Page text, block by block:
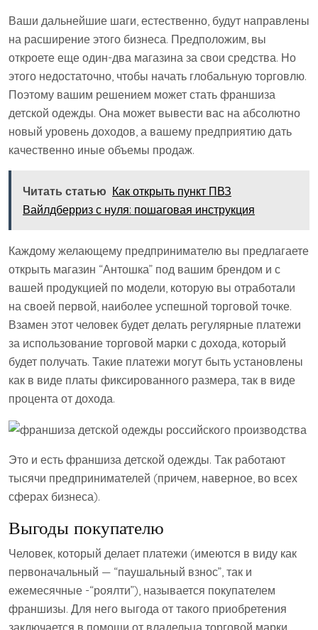
Ваши дальнейшие шаги, естественно, будут направлены
на расширение этого бизнеса. Предположим, вы
откроете еще один-два магазина за свои средства. Но
этого недостаточно, чтобы начать глобальную торговлю.
Поэтому вашим решением может стать франшиза
детской одежды. Она может вывести вас на абсолютно
новый уровень доходов, а вашему предприятию дать
качественно иные объемы продаж.
Читать статью Как открыть пункт ПВЗ
Вайлдберриз с нуля: пошаговая инструкция
Каждому желающему предпринимателю вы предлагаете
открыть магазин “Антошка” под вашим брендом и с
вашей продукцией по модели, которую вы отработали
на своей первой, наиболее успешной торговой точке.
Взамен этот человек будет делать регулярные платежи
за использование торговой марки с дохода, который
будет получать. Такие платежи могут быть установлены
как в виде платы фиксированного размера, так в виде
процента от дохода.
Это и есть франшиза детской одежды. Так работают
тысячи предпринимателей (причем, наверное, во всех
сферах бизнеса).
Выгоды покупателю
Человек, который делает платежи (имеются в виду как
первоначальный — “паушальный взнос”, так и
ежемесячные -“роялти”), называется покупателем
франшизы. Для него выгода от такого приобретения
заключается в помощи от владельца торговой марки.